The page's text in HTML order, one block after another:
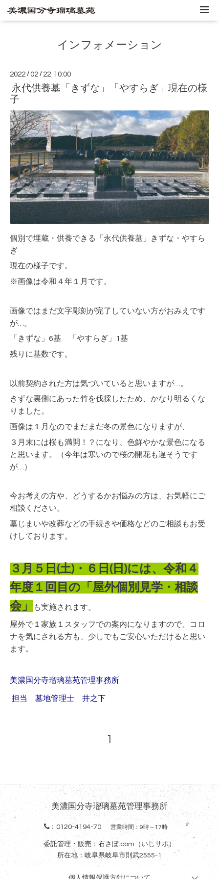
インフォメーション
2022 /02 / 22 10:00
永代供養墓「きずな」「やすらぎ」現在の様
子
個別で埋蔵・供養できる「永代供養墓」きずな・やすら
ぎ
現在の様子です。
※画像は令和４年１月です。
画像ではまだ文字彫刻が完了していない方がおみえです
が…。
「きずな」6基 「やすらぎ」1基
残りに基数です。
以前契約された方は気づいていると思いますが…。
きずな裏側にあった竹を伐採したため、かなり明るくな
りました。
画像は１月なのでまだまだ冬の景色になりますが、
３月末には桜も満開！？になり、色鮮やかな景色になる
と思います。（今年は寒いので桜の開花も遅そうです
が…）
今お考えの方や、どうするかお悩みの方は、お気軽にご
相談ください。
墓じまいや改葬などの手続きや価格などのご相談もお受
けしております。
３月５日(土)・６日(日)には、令和４
年度１回目の「屋外個別見学・相談
会」
も実施されます。
屋外で１家族１スタッフでの案内になりますので、コロ
ナを気にされる方も、少しでもご安心いただけると思い
ます。
美濃国分寺瑠璃墓苑管理事務所
担当 墓地管理士 井之下
1
美濃国分寺瑠璃墓苑管理事務所
： 0120-4194-70 営業時間：9時～17時
委託管理・販売：石さぽ.com（いしサポ）
所在地：岐阜県岐阜市則武2555-1